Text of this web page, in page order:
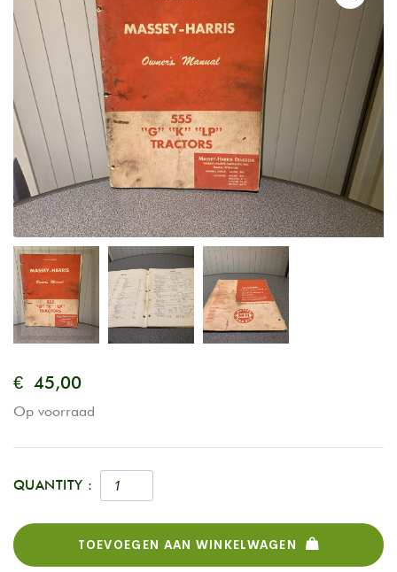
€ 45,00
Op voorraad
QUANTITY :
TOEVOEGEN AAN WINKELWAGEN